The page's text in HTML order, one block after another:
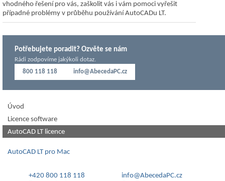
vhodného řešení pro vás, zaškolit vás i vám pomoci vyřešit
případné problémy v průběhu používání AutoCADu LT.
Potřebujete poradit? Ozvěte se nám
Rádi zodpovíme jakýkoli dotaz.
800 118 118
info@AbecedaPC.cz
Úvod
Licence software
AutoCAD LT licence
AutoCAD LT pro Mac
+420 800 118 118
info@AbecedaPC.cz